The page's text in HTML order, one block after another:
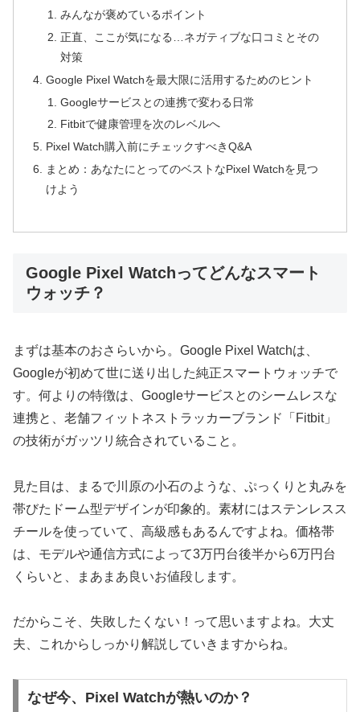
みんなが褒めているポイント
正直、ここが気になる…ネガティブな口コミとその
対策
Google Pixel Watchを最大限に活用するためのヒント
Googleサービスとの連携で変わる日常
Fitbitで健康管理を次のレベルへ
Pixel Watch購入前にチェックすべきQ&A
まとめ：あなたにとってのベストなPixel Watchを見つ
けよう
Google Pixel Watchってどんなスマート
ウォッチ？
まずは基本のおさらいから。Google Pixel Watchは、
Googleが初めて世に送り出した純正スマートウォッチで
す。何よりの特徴は、Googleサービスとのシームレスな
連携と、老舗フィットネストラッカーブランド「Fitbit」
の技術がガッツリ統合されていること。
見た目は、まるで川原の小石のような、ぷっくりと丸みを
帯びたドーム型デザインが印象的。素材にはステンレスス
チールを使っていて、高級感もあるんですよね。価格帯
は、モデルや通信方式によって3万円台後半から6万円台
くらいと、まあまあ良いお値段します。
だからこそ、失敗したくない！って思いますよね。大丈
夫、これからしっかり解説していきますからね。
なぜ今、Pixel Watchが熱いのか？